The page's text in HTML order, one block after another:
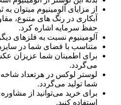
از مزایای آلومینیوم میتوان به
آبکاری در رنگ های متنوع،
حفظ سرمایه اشاره کرد.
آلومینیوم نسبت به فلزهای
متناسب با فضای شما در
برای اطمینان شما عزیزان
می‌گردد.
لوستر لوکس در هرتعداد
شما تولید می‌گردد.
برای خرید می‌توانید از
استفاده کنید.